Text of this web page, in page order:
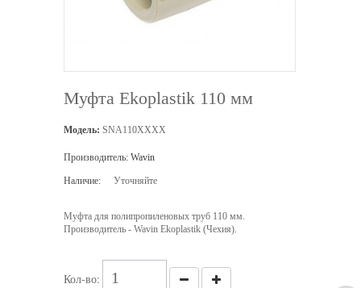
Муфта Ekoplastik 110 мм
Модель: SNA110XXXX
Производитель: Wavin
Наличие: Уточняйте
Муфта для полипропиленовых труб 110 мм.
Производитель - Wavin Ekoplastik (Чехия).
Кол-во: